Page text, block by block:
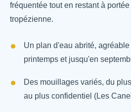
fréquentée tout en restant à
tropézienne.
Un plan d'eau abrité,
printemps et jusqu'en
Des mouillages variés, du
au plus confidentiel (Les